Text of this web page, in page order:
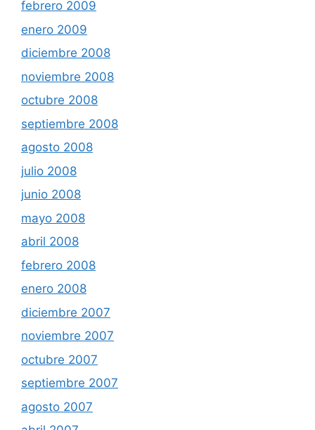
febrero 2009
enero 2009
diciembre 2008
noviembre 2008
octubre 2008
septiembre 2008
agosto 2008
julio 2008
junio 2008
mayo 2008
abril 2008
febrero 2008
enero 2008
diciembre 2007
noviembre 2007
octubre 2007
septiembre 2007
agosto 2007